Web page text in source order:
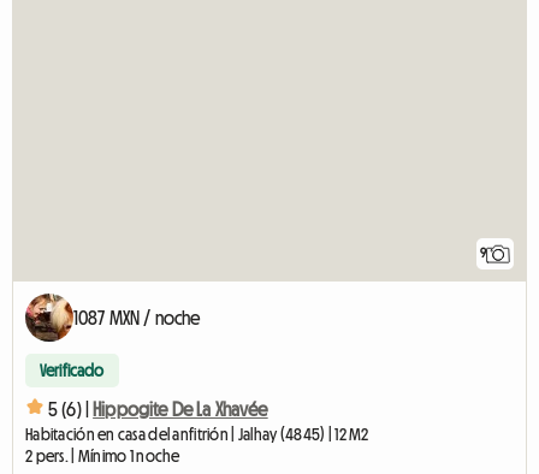
9
1087 MXN / noche
Verificado
5 (6) | Hippogite De La Xhavée
Habitación en casa del anfitrión | Jalhay (4845) | 12 M2
2 pers. | Mínimo 1 noche